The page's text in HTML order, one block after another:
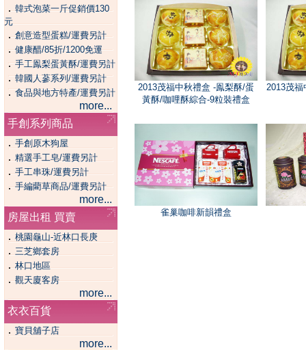
． 韓式泡菜一斤促銷價130
元
．創意造型蛋糕/運費另計
．健康醋/85折/1200免運
．手工鳯梨蛋黃酥/運費另計
．韓國人蔘系列/運費另計
．食品與地方特產/運費另計
more...
手創系列商品
． 手創原木狗屋
． 精選手工皂/運費另計
． 手工串珠/運費另計
．手編藺草商品/運費另計
more...
房屋出租 買賣
． 桃園龜山-近林口長庚
． 三芝鄉套房
． 林口地區
．觀天廈客房
more...
衣衣百貨
． 寶貝舖子店
more...
2013茂福中秋禮盒 -鳯梨酥/蛋
黃酥/咖哩酥綜合-9粒裝禮盒
2013茂福
雀巢咖啡新韻禮盒